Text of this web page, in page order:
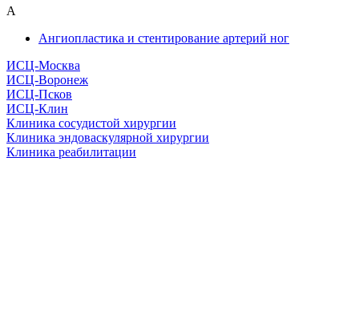
А
Ангиопластика и стентирование артерий ног
ИСЦ-Москва
ИСЦ-Воронеж
ИСЦ-Псков
ИСЦ-Клин
Клиника сосудистой хирургии
Клиника эндоваскулярной хирургии
Клиника реабилитации